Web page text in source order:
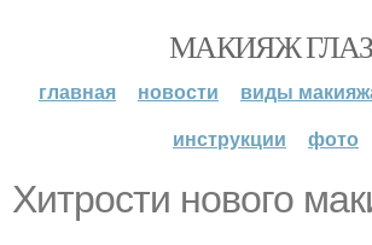
МАКИЯЖ ГЛАЗ
главная новости виды
инструкции
фото
Хитрости нового